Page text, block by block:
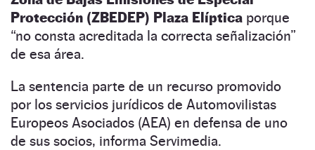
Protección (ZBEDEP) Plaza Elíptica porque
“no consta acreditada la correcta señalización”
de esa área.
La sentencia parte de un recurso promovido
por los servicios jurídicos de Automovilistas
Europeos Asociados (AEA) en defensa de uno
de sus socios, informa Servimedia.